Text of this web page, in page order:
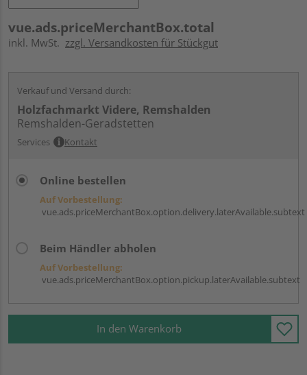
vue.ads.priceMerchantBox.total
inkl. MwSt. zzgl. Versandkosten für Stückgut
Verkauf und Versand durch:
Holzfachmarkt Videre, Remshalden
Remshalden-Geradstetten
Services Kontakt
Online bestellen
Auf Vorbestellung:
vue.ads.priceMerchantBox.option.delivery.laterAvailable.subtext
Beim Händler abholen
Auf Vorbestellung:
vue.ads.priceMerchantBox.option.pickup.laterAvailable.subtext
In den Warenkorb